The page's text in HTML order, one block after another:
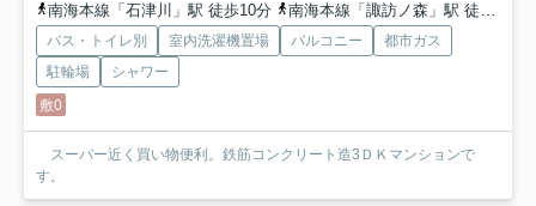
南海本線「石津川」駅 徒歩10分
南海本線「諏訪ノ森」駅 徒歩14分
バス・トイレ別 室内洗濯機置場 バルコニー
都市ガス
駐輪場
シャワー
敷0
スーパー近く買い物便利。鉄筋コンクリート造3ＤＫマンションで
す。